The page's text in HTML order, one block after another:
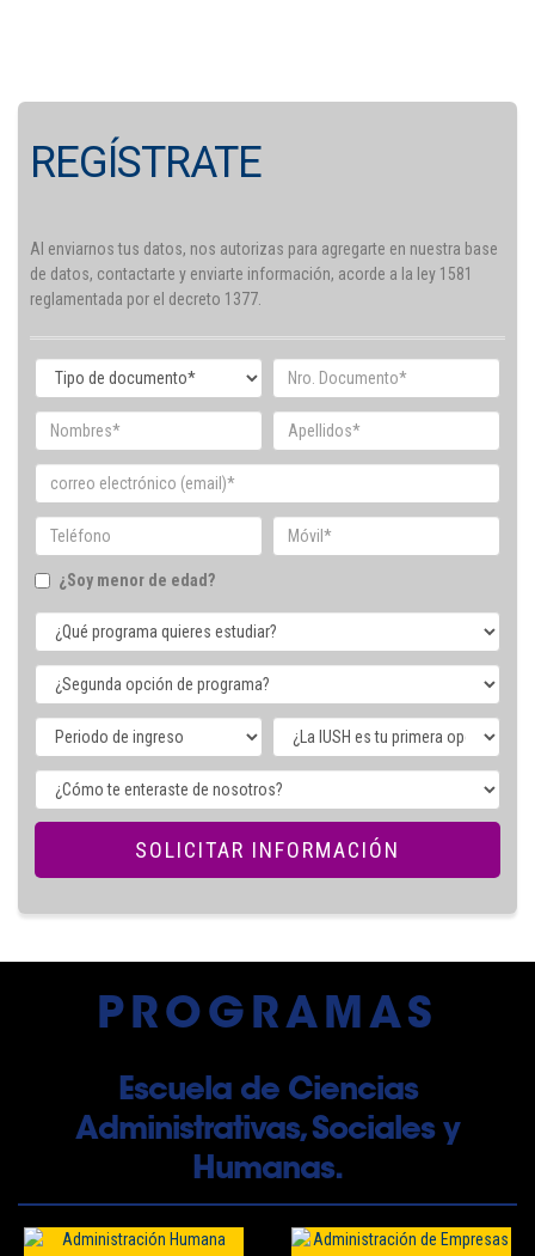
REGÍSTRATE
Al enviarnos tus datos, nos autorizas para agregarte en nuestra base
de datos, contactarte y enviarte información, acorde a la ley 1581
reglamentada por el decreto 1377.
¿Soy menor de edad?
PROGRAMAS
Escuela de Ciencias
Administrativas, Sociales y
Humanas.